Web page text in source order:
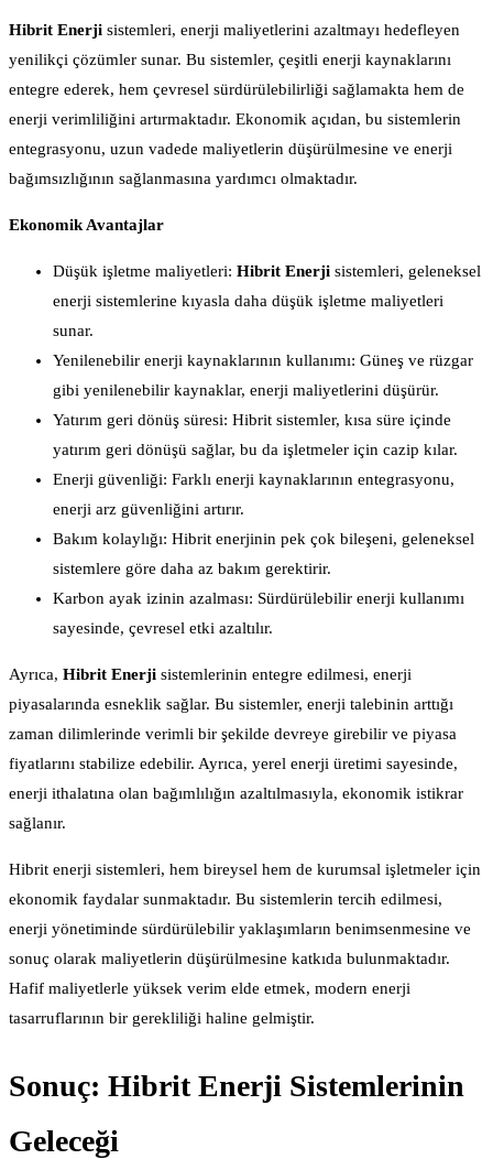
Hibrit Enerji sistemleri, enerji maliyetlerini azaltmayı hedefleyen
yenilikçi çözümler sunar. Bu sistemler, çeşitli enerji kaynaklarını
entegre ederek, hem çevresel sürdürülebilirliği sağlamakta hem de
enerji verimliliğini artırmaktadır. Ekonomik açıdan, bu sistemlerin
entegrasyonu, uzun vadede maliyetlerin düşürülmesine ve enerji
bağımsızlığının sağlanmasına yardımcı olmaktadır.
Ekonomik Avantajlar
Düşük işletme maliyetleri: Hibrit Enerji sistemleri, geleneksel
enerji sistemlerine kıyasla daha düşük işletme maliyetleri
sunar.
Yenilenebilir enerji kaynaklarının kullanımı: Güneş ve rüzgar
gibi yenilenebilir kaynaklar, enerji maliyetlerini düşürür.
Yatırım geri dönüş süresi: Hibrit sistemler, kısa süre içinde
yatırım geri dönüşü sağlar, bu da işletmeler için cazip kılar.
Enerji güvenliği: Farklı enerji kaynaklarının entegrasyonu,
enerji arz güvenliğini artırır.
Bakım kolaylığı: Hibrit enerjinin pek çok bileşeni, geleneksel
sistemlere göre daha az bakım gerektirir.
Karbon ayak izinin azalması: Sürdürülebilir enerji kullanımı
sayesinde, çevresel etki azaltılır.
Ayrıca, Hibrit Enerji sistemlerinin entegre edilmesi, enerji
piyasalarında esneklik sağlar. Bu sistemler, enerji talebinin arttığı
zaman dilimlerinde verimli bir şekilde devreye girebilir ve piyasa
fiyatlarını stabilize edebilir. Ayrıca, yerel enerji üretimi sayesinde,
enerji ithalatına olan bağımlılığın azaltılmasıyla, ekonomik istikrar
sağlanır.
Hibrit enerji sistemleri, hem bireysel hem de kurumsal işletmeler için
ekonomik faydalar sunmaktadır. Bu sistemlerin tercih edilmesi,
enerji yönetiminde sürdürülebilir yaklaşımların benimsenmesine ve
sonuç olarak maliyetlerin düşürülmesine katkıda bulunmaktadır.
Hafif maliyetlerle yüksek verim elde etmek, modern enerji
tasarruflarının bir gerekliliği haline gelmiştir.
Sonuç: Hibrit Enerji Sistemlerinin
Geleceği